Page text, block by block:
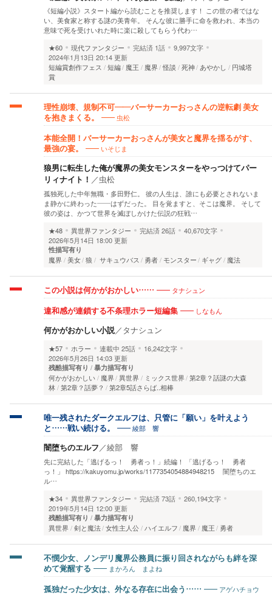
《短編小説》スタート編から読むことを推奨します！ この世の者ではな
い、美食家と称する謎の美青年。 そんな彼に勝手に命を救われ、本当の
意味で死を受けいれた時に楽に殺してもらう代わ…
★60
現代ファンタジー 完結済 1話
9,997文字
2024年1月13日 20:14 更新
短編賞創作フェス
短編 魔王 魔界 怪談 死神 あやかし
円城塔
賞
理性崩壊、規制不可——バーサーカーおっさんの逆転劇 美女
を抱きまくる。
虫松
本能全開！バーサーカーおっさんが美女と魔界を揺るがす、
最強の宴。
いそじま
狼男に転生した俺が魔界の美女モンスターをやっつけてパー
リィナイト！ ／虫松
孤独死した中年無職・多田野仁。 彼の人生は、誰にも必要とされないま
ま静かに終わった——はずだった。 目を覚ますと、そこは魔界。 そして
彼の姿は、かつて世界を滅ぼしかけた伝説の狂戦…
★48
異世界ファンタジー 完結済26話
40,670文字
2026年5月14日 18:00 更新
性描写有り
魔界 美女 狼 サキュウバス 勇者 モンスター ギャグ 魔法
この小説は何かがおかしい…… タナシュン
違和感が連鎖する不条理ホラー短編集 しなもん
何かがおかしい小説／ タナシュン
★57 ホラー 連載中 25話
16,242文字
2026年5月26日 14:03 更新
残酷描写有り 暴力描写有り
何かがおかしい 魔界 異世界 ミックス世界 第2章？話謎の大森
林 第2章？話夢？ 第2章5話さらば..相棒
唯一残されたダークエルフは、只管に「願い」を叶えよう
と……戦い続ける。
綾部 響
闇堕ちのエルフ／綾部 響
先に完結した「逃げるっ！ 勇者っ！」続編！ 「逃げるっ！ 勇者
っ！」 https://kakuyomu.jp/works/1177354054884948215 闇堕ちのエ
ル…
★34
異世界ファンタジー 完結済73話
260,194文字
2019年5月14日 12:00 更新
残酷描写有り 暴力描写有り
異世界 剣と魔法 女性主人公 ハイエルフ 魔界 魔王 勇者
不憫少女、ノンデリ魔界公務員に振り回されながらも絆を深
めて覚醒する
まかろん まよね
孤独だった少女は、外なる存在に出会う…… アゲハチョウ